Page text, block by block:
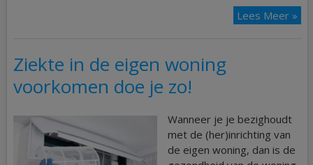
Lees Meer »
Ziekte in de eigen woning
voorkomen doe je zo!
Wanneer je je bezighoudt
met de (her)inrichting van
de eigen woning, dan is de